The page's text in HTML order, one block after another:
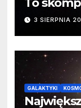
3 SIERPNIA
GALAKTYKI